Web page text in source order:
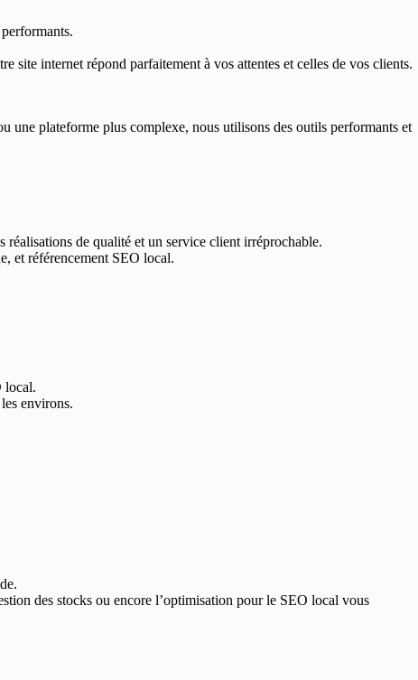
site internet répond parfaitement à vos attentes et celles de vos clients.
une plateforme plus complexe, nous utilisons des outils performants et
réalisations de qualité et un service client irréprochable.
et référencement SEO local.
local.
environs.
des stocks ou encore l’optimisation pour le SEO local vous